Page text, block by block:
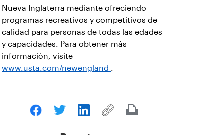
Nueva Inglaterra mediante ofreciendo
programas recreativos y competitivos de
calidad para personas de todas las edades
y capacidades. Para obtener más
información, visite
www.usta.com/newengland .